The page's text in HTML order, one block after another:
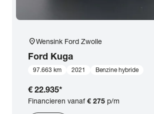
location_onWensink Ford Zwolle
Ford Kuga
97.663 km 2021 Benzine hybride
€ 22.935*
Financieren vanaf€ 275 p/m